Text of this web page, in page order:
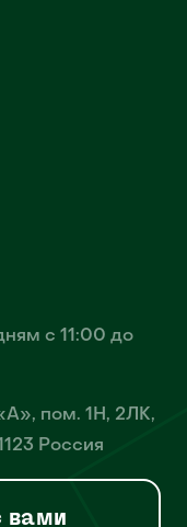
с 11:00 до
пом. 1Н, 2ЛК,
Россия
вами